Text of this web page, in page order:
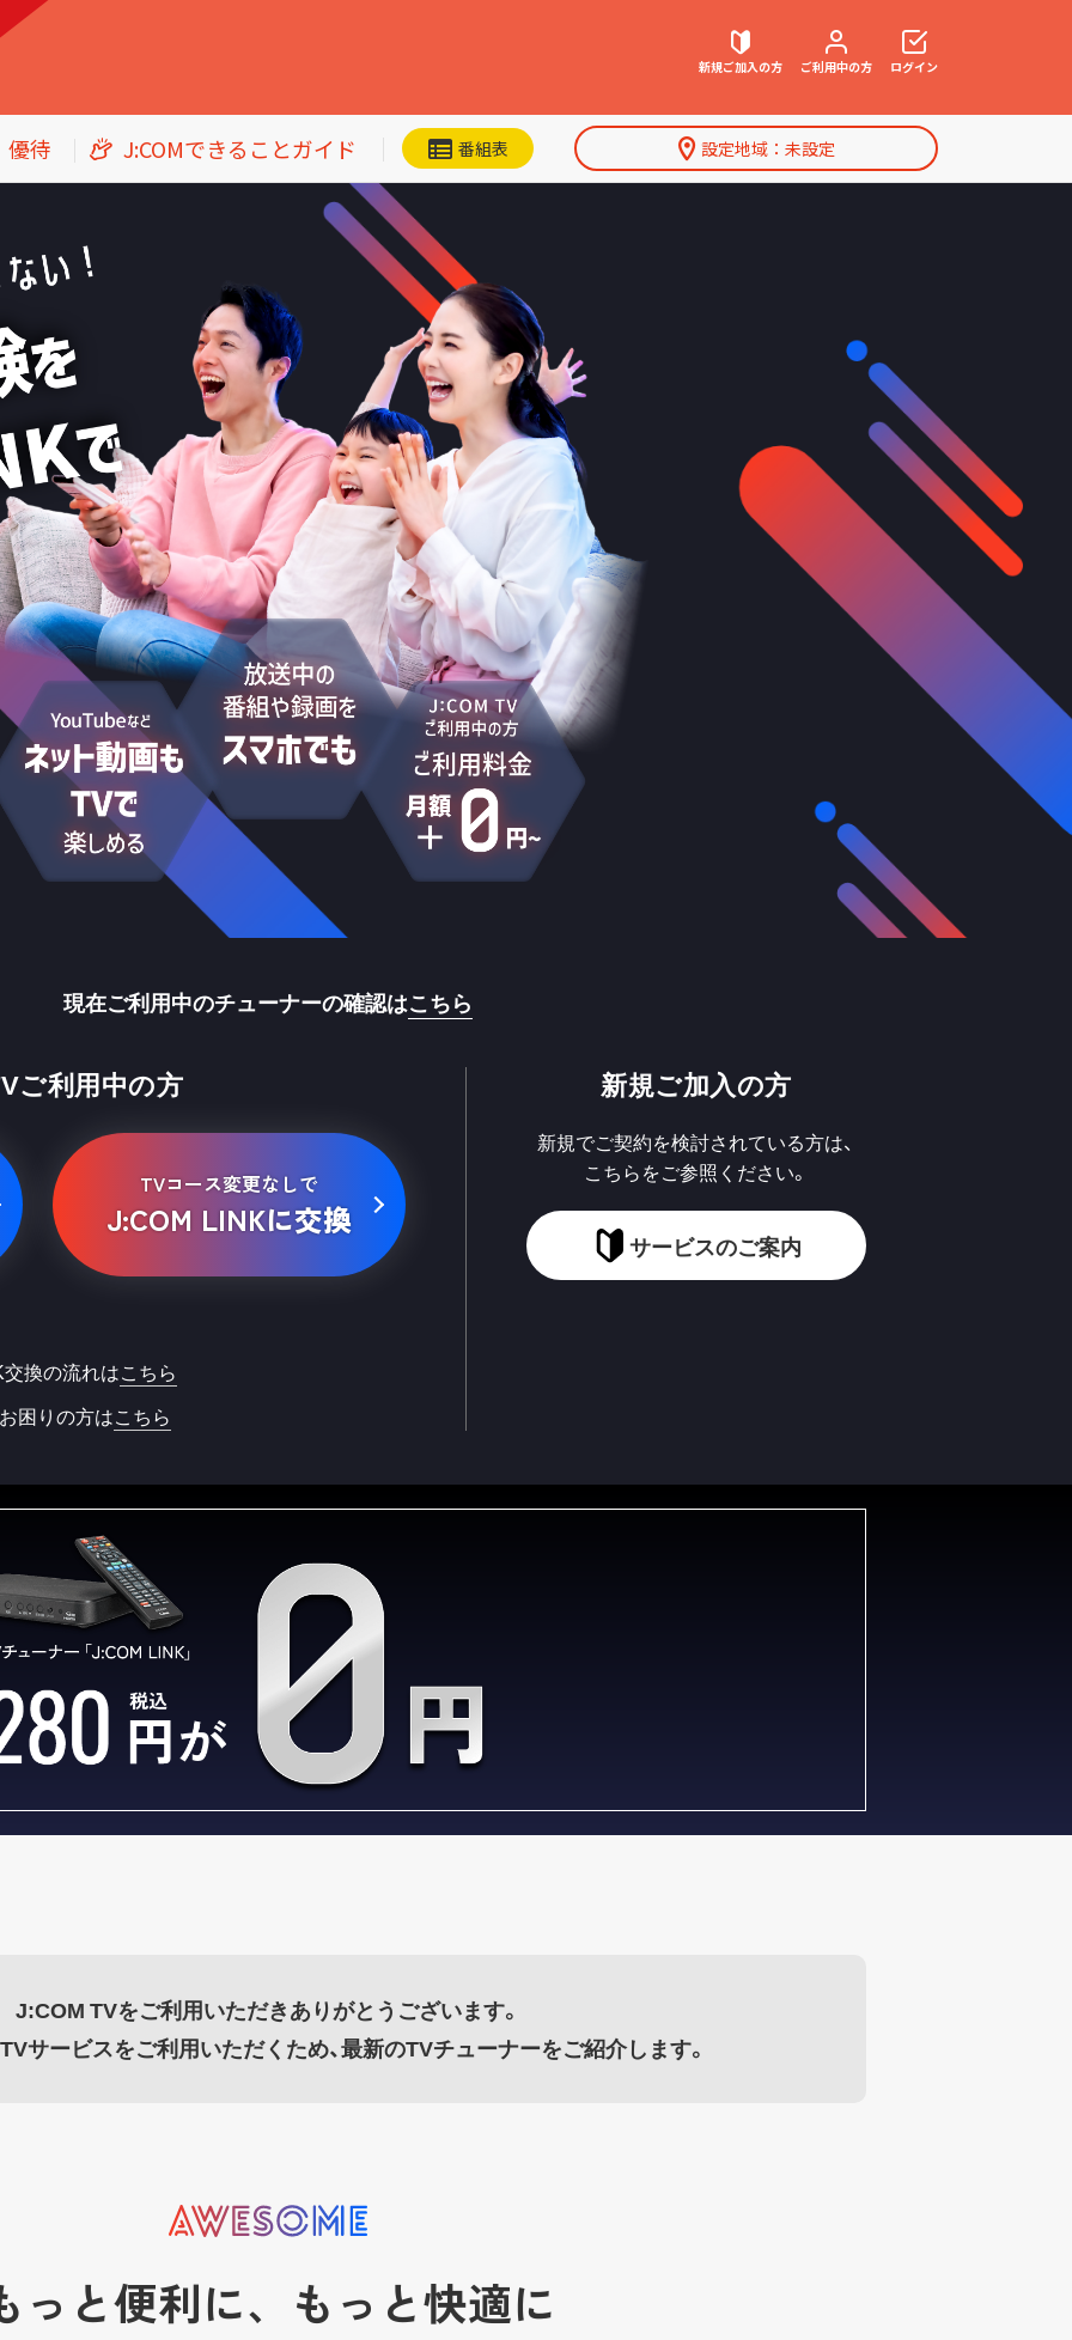
新規ご加入の方 ご利用中の方
ウェブメール
ログイン
優待 J:COMできることガイド 番組表 設定地域： 未設定
CS番組一覧 ネット動画
海外ドラマ 国内ドラマ アジアドラマ
エンタメ・ ドキュメンタリー アダルト
加入者優待
現在ご利用中のチューナーの確認はこちら
ご利用中の方
TVコース変更なしで
J:COM LINKに交換
換の流れはこちら
困りの方はこちら
新規ご加入の方
新規でご契約を検討されている方は、
こちらをご参照ください。
サービスのご案内
J:COM TVをご利用いただきありがとうございます。
サービスをご利用いただくため、最新のTVチューナーをご紹介します。
っと便利に、もっと快適に